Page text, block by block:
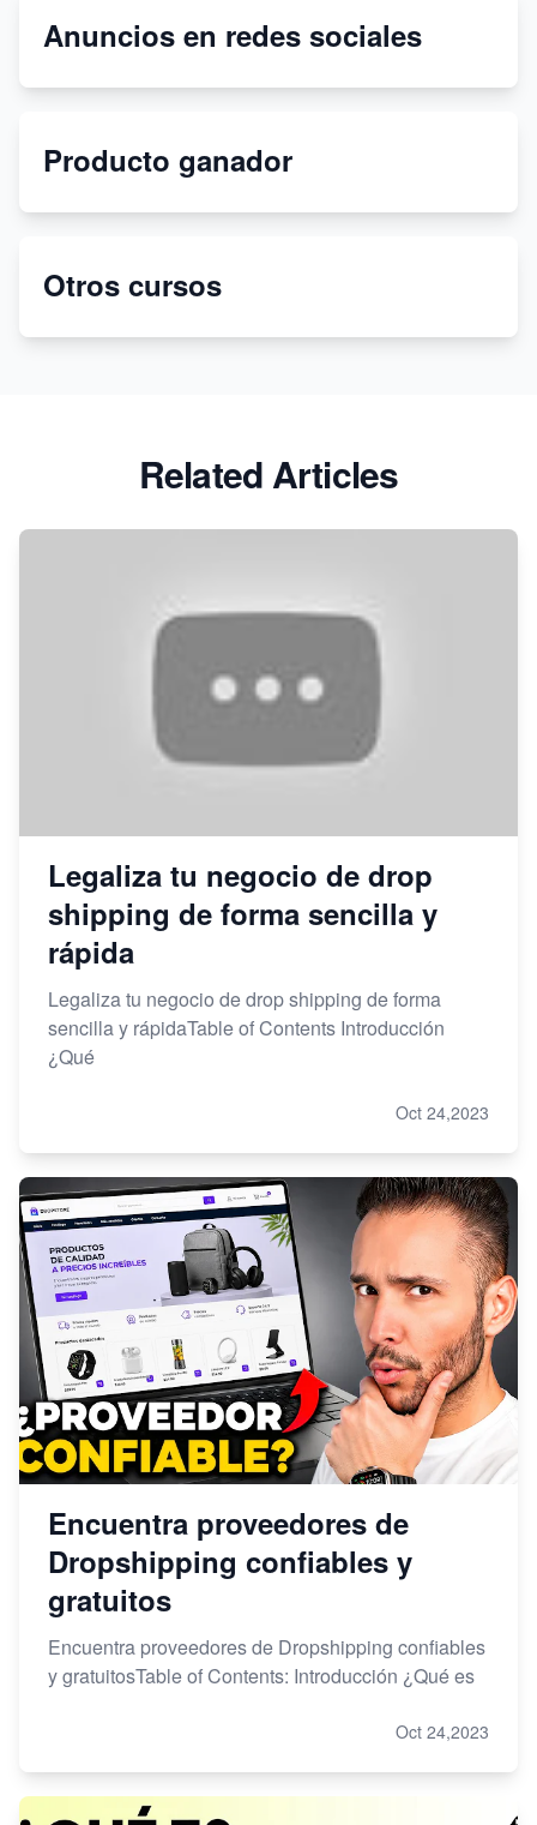
Dropshipping: Sophie Fai vs Amazon - ¿Cuál es la
impresión bajo demanda
Anuncios en redes sociales
Producto ganador
Otros cursos
Related Articles
Legaliza tu negocio de drop
shipping de forma sencilla y
rápida
Legaliza tu negocio de drop shipping de forma
sencilla y rápidaTable of Contents Introducción
¿Qué
Oct 24,2023
Encuentra proveedores de
Dropshipping confiables y
gratuitos
Encuentra proveedores de Dropshipping confiables
y gratuitosTable of Contents: Introducción ¿Qué es
Oct 24,2023